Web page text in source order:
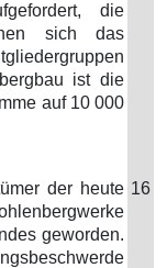
die
sich das
ist die
auf 10 000
der heute
geworden.
16